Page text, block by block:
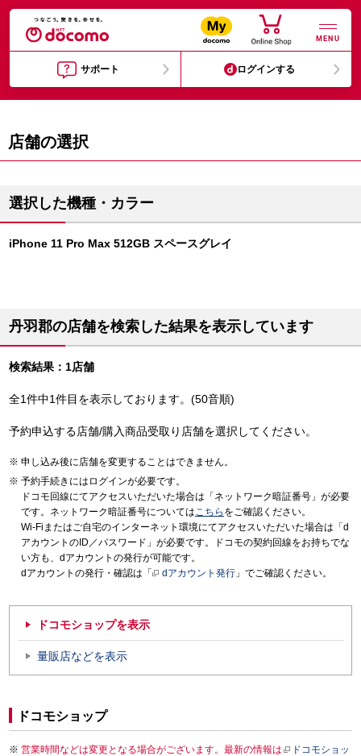
MENU
サポート ログインする
店舗の選択
選択した機種・カラー
iPhone 11 Pro Max 512GB スペースグレイ
丹羽郡の店舗を検索した結果を表示しています
検索結果：1店舗
全1件中1件目を表示しております。(50音順)
予約申込する店舗/購入商品受取り店舗を選択してください。
申し込み後に店舗を変更することはできません。
予約手続きにはログインが必要です。
ドコモ回線にてアクセスいただいた場合は「ネットワーク暗証番号」が必要
です。ネットワーク暗証番号についてはこちら をご確認ください。
Wi-Fiまたはご自宅のインターネット環境にてアクセスいただいた場合は「d
アカウントのID／パスワード」が必要です。ドコモの契約回線をお持ちでな
い方も、dアカウントの発行が可能です。
dアカウントの発行・確認は「
dアカウント発行 」でご確認ください。
ドコモショップを表示
量販店などを表示
ドコモショップ
営業時間などは変更となる場合がございます。最新の情報は
ドコモショッ